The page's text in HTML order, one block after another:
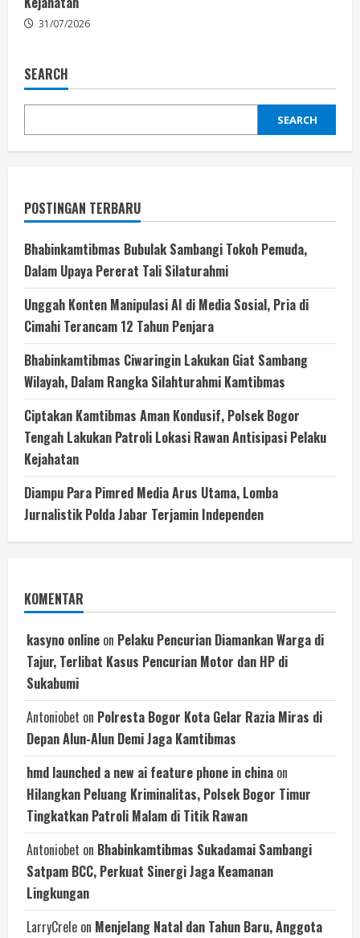
31/07/2026
SEARCH
SEARCH
POSTINGAN TERBARU
Bhabinkamtibmas Bubulak Sambangi Tokoh Pemuda,
Dalam Upaya Pererat Tali Silaturahmi
Unggah Konten Manipulasi AI di Media Sosial, Pria di
Cimahi Terancam 12 Tahun Penjara
Bhabinkamtibmas Ciwaringin Lakukan Giat Sambang
Wilayah, Dalam Rangka Silahturahmi Kamtibmas
Ciptakan Kamtibmas Aman Kondusif, Polsek Bogor
Tengah Lakukan Patroli Lokasi Rawan Antisipasi Pelaku
Kejahatan
Diampu Para Pimred Media Arus Utama, Lomba
Jurnalistik Polda Jabar Terjamin Independen
KOMENTAR
kasyno online on Pelaku Pencurian Diamankan Warga di
Tajur, Terlibat Kasus Pencurian Motor dan HP di
Sukabumi
Antoniobet on Polresta Bogor Kota Gelar Razia Miras di
Depan Alun-Alun Demi Jaga Kamtibmas
hmd launched a new ai feature phone in china on
Hilangkan Peluang Kriminalitas, Polsek Bogor Timur
Tingkatkan Patroli Malam di Titik Rawan
Antoniobet on Bhabinkamtibmas Sukadamai Sambangi
Satpam BCC, Perkuat Sinergi Jaga Keamanan
Lingkungan
LarryCrele on Menjelang Natal dan Tahun Baru, Anggota